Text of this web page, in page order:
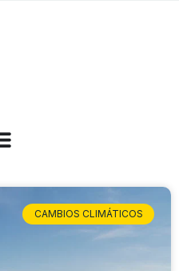
CAMBIOS CLIMÁTICOS